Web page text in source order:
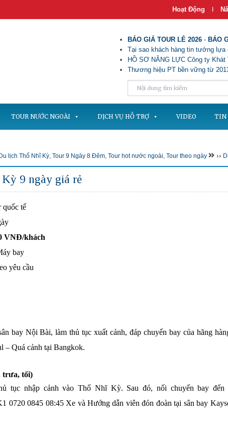
Hoạt Động |
BÁO GIÁ TOUR LẺ 2026 - BÁO
Tại sao khách hàng tin tưởng lựa
HỒ SƠ NĂNG LỰC Công ty Khát
Thương hiệu PT bền vững từ
TOUR NƯỚC NGOÀI DỊCH VỤ HỖ TRỢ VIDEO TIN
Du lịch Thổ Nhĩ Kỳ, Tour 9 Ngày 8 Đêm, Tour hot nước ngoài, Tour theo ngày ››
9 ngày giá rẻ
quốc tế
VNĐ/khách
bay
yêu cầu
bay Nội Bài, làm thủ tục xuất cảnh, đáp chuyến bay của hãng
– Quá cảnh tại Bangkok.
trưa, tối)
tục nhập cảnh vào Thổ Nhĩ Kỳ. Sau đó, nối chuyến bay đến
0720 0845 08:45 Xe và Hướng dẫn viên đón đoàn tại sân bay